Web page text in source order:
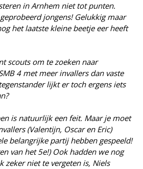
in Arnhem niet tot punten.
jongens! Gelukkig maar
het laatste kleine beetje eer heeft
scouts om te zoeken naar
4 met meer invallers dan vaste
lijkt er toch ergens iets
is natuurlijk een feit. Maar je moet
(Valentijn, Oscar en Eric)
belangrijke partij hebben gespeeld!
van het 5e!) Ook hadden we nog
zeker niet te vergeten is, Niels